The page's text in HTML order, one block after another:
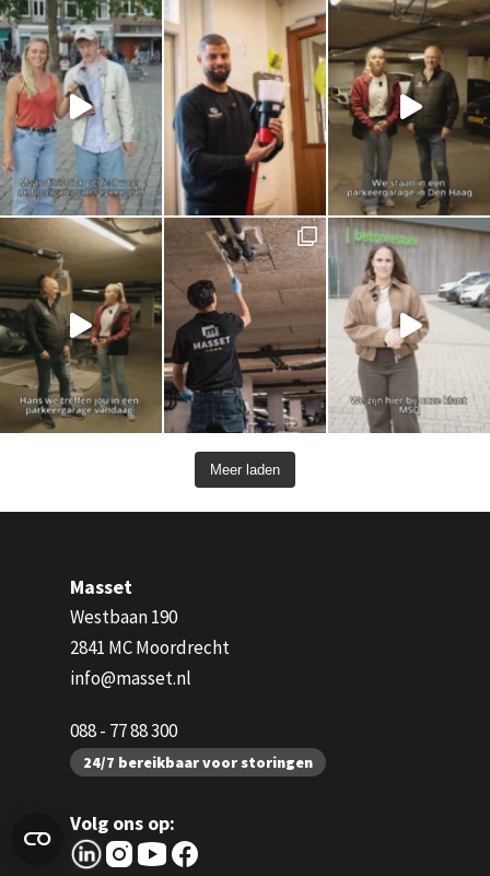
Meer laden
Masset
Westbaan 190
2841 MC Moordrecht
info@masset.nl
088 - 77 88 300
24/7 bereikbaar voor storingen
Volg ons op: